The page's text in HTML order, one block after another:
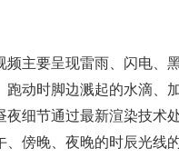
要呈现雷雨、闪电、黑
跑动时脚边溅起的水滴、
夜细节通过最新渲染技术
、傍晚、夜晚的时辰光线